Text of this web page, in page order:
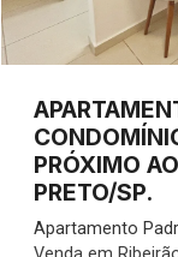
PRÓXIMO
PRETO/SP.
Apartamento